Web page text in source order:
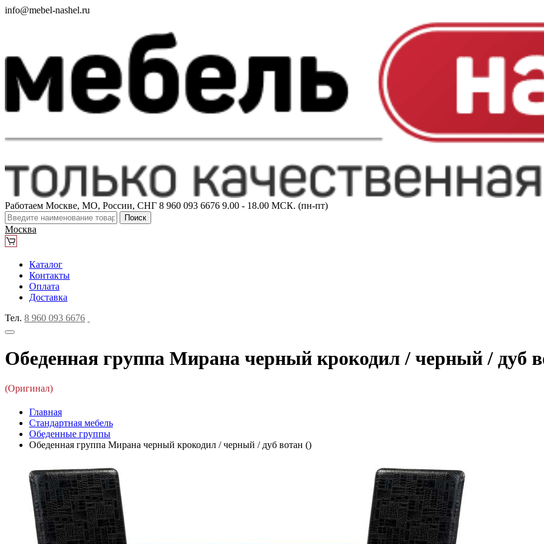
info@mebel-nashel.ru
Работаем Москве, МО, России, СНГ 8 960 093 6676 9.00 - 18.00 МСК. (пн-пт)
Поиск
Москва
Каталог
Контакты
Оплата
Доставка
Тел. 8 960 093 6676
Обеденная группа Мирана черный крокодил / черный / дуб
(Оригинал)
Главная
Стандартная мебель
Обеденные группы
Обеденная группа Мирана черный крокодил / черный / дуб вотан ()